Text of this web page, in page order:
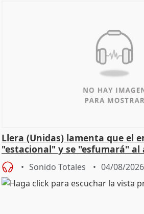
Llera (Unidas) lamenta que el
"estacional" y se "esfumará" al
Sonido Totales 04/08/2026